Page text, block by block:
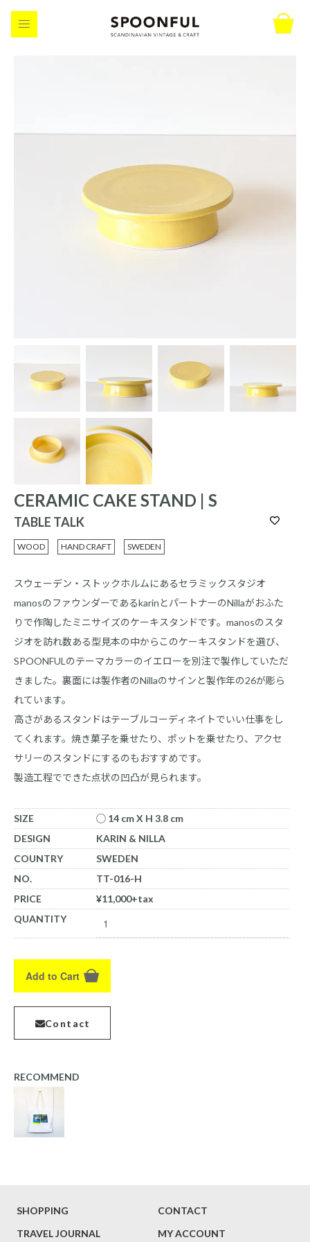
CERAMIC CAKE STAND | S
TABLE TALK
WOOD HAND CRAFT SWEDEN
スウェーデン・ストックホルムにあるセラミックスタジオ
manosのファウンダーであるkarinとパートナーのNillaがおふた
りで作陶したミニサイズのケーキスタンドです。manosのスタ
ジオを訪れ数ある型見本の中からこのケーキスタンドを選び、
SPOONFULのテーマカラーのイエローを別注で製作していただ
きました。裏面には製作者のNillaのサインと製作年の26が彫ら
れています。
高さがあるスタンドはテーブルコーディネイトでいい仕事をし
てくれます。焼き菓子を乗せたり、ポットを乗せたり、アクセ
サリーのスタンドにするのもおすすめです。
製造工程でできた点状の凹凸が見られます。
SIZE
◯ 14 cm X H 3.8 cm
DESIGN
KARIN & NILLA
COUNTRY
SWEDEN
NO.
TT-016-H
PRICE
¥11,000+tax
QUANTITY
Add to Cart
Contact
RECOMMEND
SHOPPING
TRAVEL JOURNAL
CONTACT
MY ACCOUNT